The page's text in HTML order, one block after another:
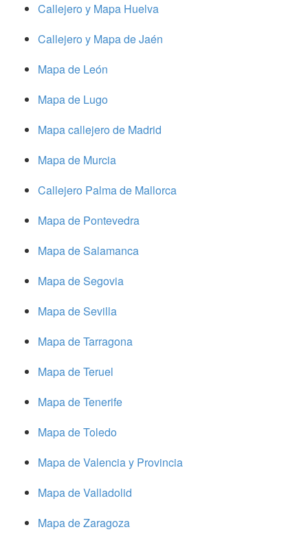
Callejero y Mapa Huelva
Callejero y Mapa de Jaén
Mapa de León
Mapa de Lugo
Mapa callejero de Madrid
Mapa de Murcia
Callejero Palma de Mallorca
Mapa de Pontevedra
Mapa de Salamanca
Mapa de Segovia
Mapa de Sevilla
Mapa de Tarragona
Mapa de Teruel
Mapa de Tenerife
Mapa de Toledo
Mapa de Valencia y Provincia
Mapa de Valladolid
Mapa de Zaragoza